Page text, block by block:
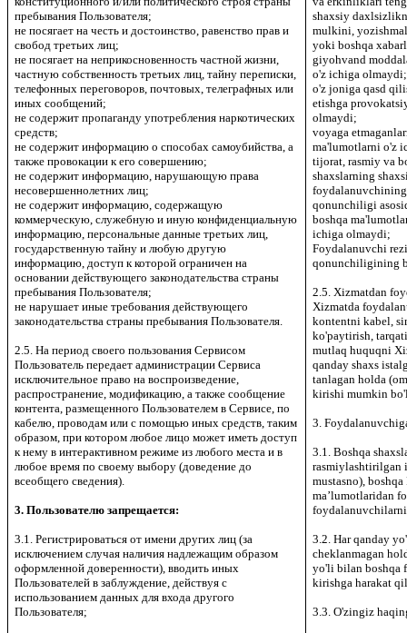
пребывания Пользователя;
не посягает на честь и достоинство, равенство прав и
свобод третьих лиц;
не посягает на неприкосновенность частной жизни,
частную собственность третьих лиц, тайну переписки,
телефонных переговоров, почтовых, телеграфных или
иных сообщений;
не содержит пропаганду употребления наркотических
средств;
не содержит информацию о способах самоубийства, а
также провокации к его совершению;
не содержит информацию, нарушающую права
несовершеннолетних лиц;
не содержит информацию, содержащую
коммерческую, служебную и иную конфиденциальную
информацию, персональные данные третьих лиц,
государственную тайну и любую другую
информацию, доступ к которой ограничен на
основании действующего законодательства страны
пребывания Пользователя;
не нарушает иные требования действующего
законодательства страны пребывания Пользователя.
2.5. На период своего пользования Сервисом
Пользователь передает администрации Сервиса
исключительное право на воспроизведение,
распространение, модификацию, а также сообщение
контента, размещенного Пользователем в Сервисе, по
кабелю, проводам или с помощью иных средств, таким
образом, при котором любое лицо может иметь доступ
к нему в интерактивном режиме из любого места и в
любое время по своему выбору (доведение до
всеобщего сведения).
3. Пользователю запрещается:
3.1. Регистрироваться от имени других лиц (за
исключением случая наличия надлежащим образом
оформленной доверенности), вводить иных
Пользователей в заблуждение, действуя с
использованием данных для входа другого
Пользователя;
shaxsiy
mulkini,
yoki boshqa
giyohvand
o'z ichiga olmaydi;
o'z joniga qasd
etishga
olmaydi;
voyaga
ma'lumotlarni o'z
tijorat, rasmiy va
shaxslarning
qonunchiligi
boshqa
ichiga olmaydi;
Foydalanuvchi
qonunchiligining
2.5. Xizmatdan
Xizmatda
kontentni kabel,
ko'paytirish,
mutlaq huquqni
qanday shaxs
tanlagan holda
kirishi mumkin
3.
3.1. Boshqa
rasmiylashtirilgan
mustasno),
maʼlumotlaridan
3.2. Har qanday
cheklanmagan
yo'li bilan boshqa
kirishga harakat
3.3. O'zingiz